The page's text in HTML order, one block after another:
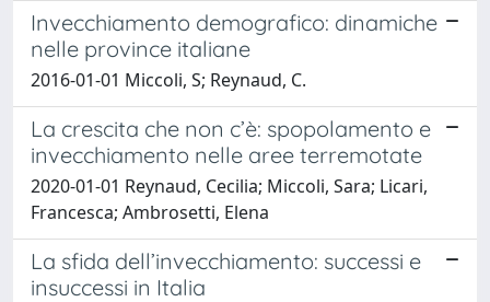
Invecchiamento demografico: dinamiche
nelle province italiane
2016-01-01 Miccoli, S; Reynaud, C.
La crescita che non c’è: spopolamento e
invecchiamento nelle aree terremotate
2020-01-01 Reynaud, Cecilia; Miccoli, Sara; Licari,
Francesca; Ambrosetti, Elena
La sfida dell’invecchiamento: successi e
insuccessi in Italia